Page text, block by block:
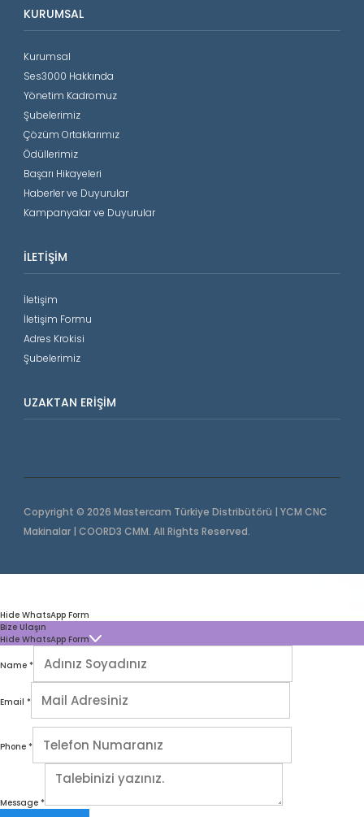
KURUMSAL
Kurumsal
Ses3000 Hakkında
Yönetim Kadromuz
Şubelerimiz
Çözüm Ortaklarımız
Ödüllerimiz
Başarı Hikayeleri
Haberler ve Duyurular
Kampanyalar ve Duyurular
İLETIŞIM
İletişim
İletişim Formu
Adres Krokisi
Şubelerimiz
UZAKTAN ERIŞIM
Copyright © 2026 Mastercam Türkiye Distribütörü | YCM CNC
Makinalar | COORD3 CMM. All Rights Reserved.
Hide WhatsApp Form
Bize Ulaşın
Hide WhatsApp Form
Name *
Email *
Phone *
Message *